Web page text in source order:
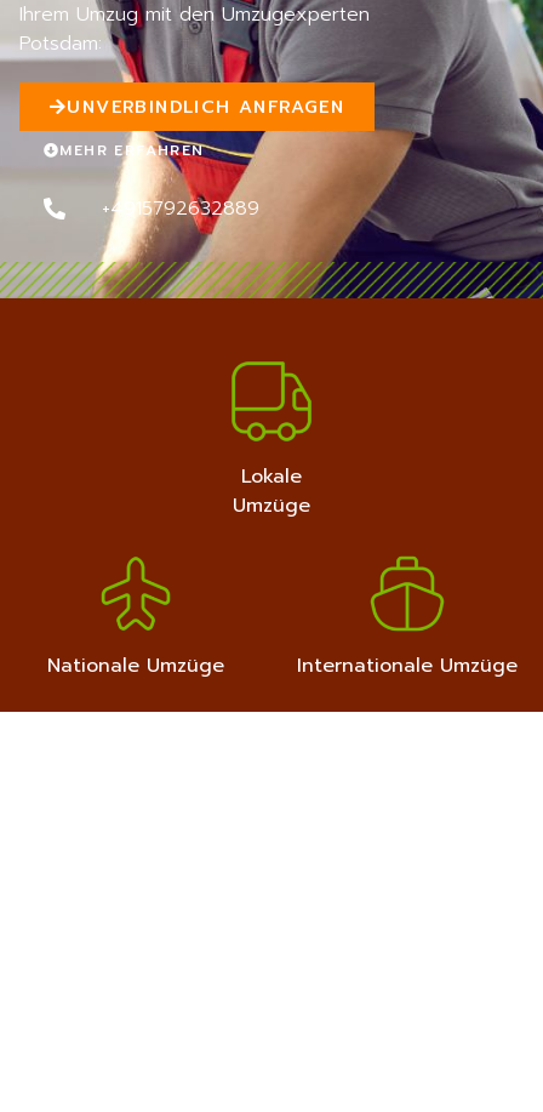
n
Ihrem Umzug mit den Umzugexperten
Potsdam:
UNVERBINDLICH ANFRAGEN
MEHR ERFAHREN
+4915792632889
Lokale
Umzüge
Nationale Umzüge Internationale Umzüge